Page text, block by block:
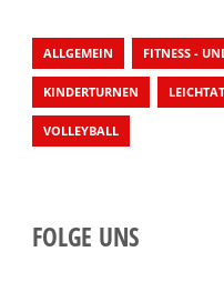
ALLGEMEIN FITNESS -
KINDERTURNEN
VOLLEYBALL
FOLGE UNS